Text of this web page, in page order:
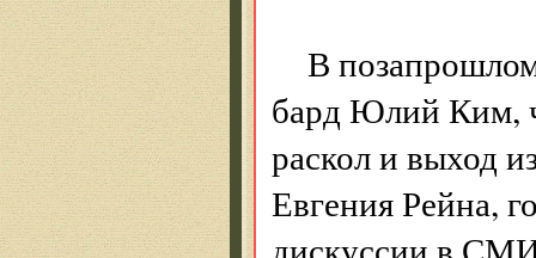
В
бард Юлий Ким,
раскол и выход
Евгения Рейна,